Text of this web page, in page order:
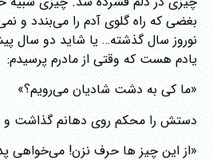
بغضی که راه گلوی آدم را می‌بندد و
نوروز سال گذشته… یا شاید دو سال
یادم هست که وقتی از مادرم پرسیدم:
«ما کی به دشت شادیان می‌رویم؟»
دستش را محکم روی دهانم گذاشت و
«از این چیز ها حرف نزن! می‌خواهی